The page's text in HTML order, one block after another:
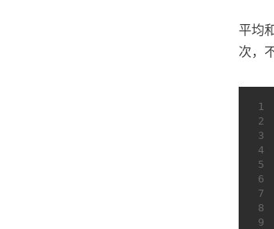
平均
次，
1
2
3
4
5
6
7
8
9